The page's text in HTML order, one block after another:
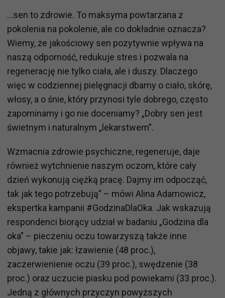
…sen to zdrowie. To maksyma powtarzana z
pokolenia na pokolenie, ale co dokładnie oznacza?
Wiemy, że jakościowy sen pozytywnie wpływa na
naszą odporność, redukuje stres i pozwala na
regenerację nie tylko ciała, ale i duszy. Dlaczego
więc w codziennej pielęgnacji dbamy o ciało, skórę,
włosy, a o śnie, który przynosi tyle dobrego, często
zapominamy i go nie doceniamy? „Dobry sen jest
świetnym i naturalnym „lekarstwem”.
Wzmacnia zdrowie psychiczne, regeneruje, daje
również wytchnienie naszym oczom, które cały
dzień wykonują ciężką pracę. Dajmy im odpocząć,
tak jak tego potrzebują” – mówi Alina Adamowicz,
ekspertka kampanii #GodzinaDlaOka. Jak wskazują
respondenci biorący udział w badaniu „Godzina dla
oka” – pieczeniu oczu towarzyszą także inne
objawy, takie jak: łzawienie (48 proc.),
zaczerwienienie oczu (39 proc.), swędzenie (38
proc.) oraz uczucie piasku pod powiekami (33 proc.).
Jedną z głównych przyczyn powyższych